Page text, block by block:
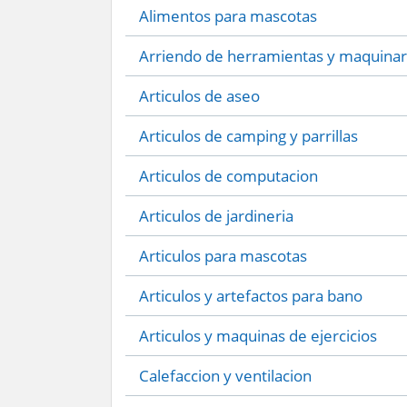
Alimentos para mascotas
Arriendo de herramientas y
Articulos de aseo
Articulos de camping y parrillas
Articulos de computacion
Articulos de jardineria
Articulos para mascotas
Articulos y artefactos para bano
Articulos y maquinas de ejercicios
Calefaccion y ventilacion